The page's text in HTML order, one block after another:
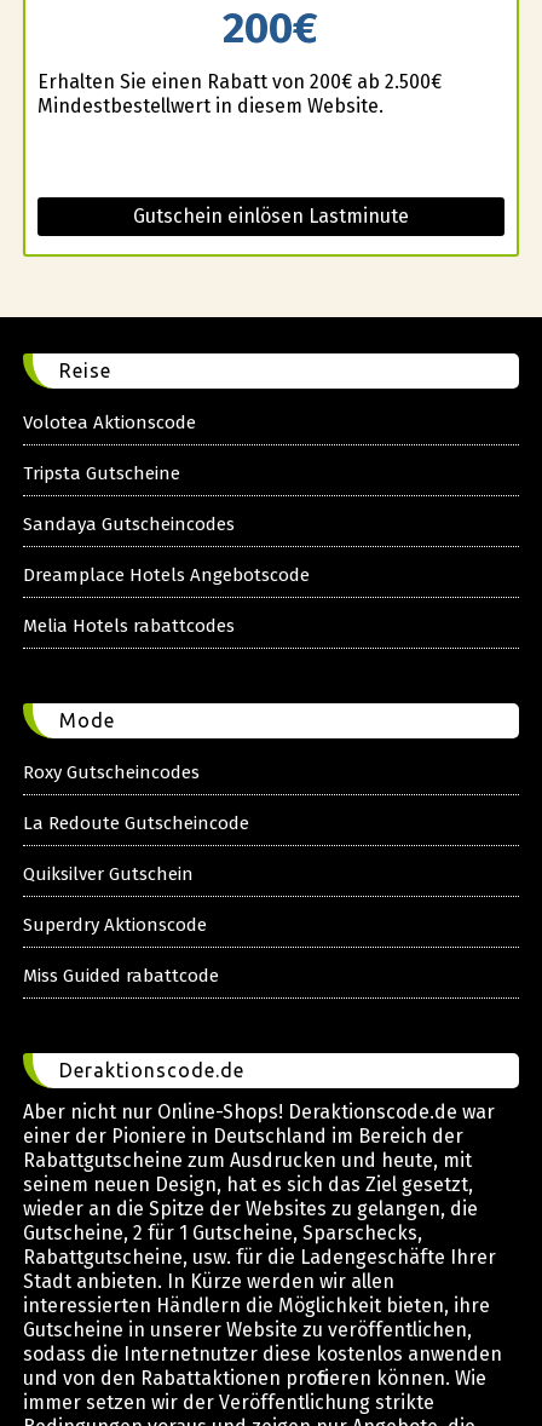
200€
Erhalten Sie einen Rabatt von 200€ ab 2.500€
Mindestbestellwert in diesem Website.
Gutschein einlösen Lastminute
Reise
Volotea Aktionscode
Tripsta Gutscheine
Sandaya Gutscheincodes
Dreamplace Hotels Angebotscode
Melia Hotels rabattcodes
Mode
Roxy Gutscheincodes
La Redoute Gutscheincode
Quiksilver Gutschein
Superdry Aktionscode
Miss Guided rabattcode
Deraktionscode.de
Aber nicht nur Online-Shops! Deraktionscode.de war
einer der Pioniere in Deutschland im Bereich der
Rabattgutscheine zum Ausdrucken und heute, mit
seinem neuen Design, hat es sich das Ziel gesetzt,
wieder an die Spitze der Websites zu gelangen, die
Gutscheine, 2 für 1 Gutscheine, Sparschecks,
Rabattgutscheine, usw. für die Ladengeschäfte Ihrer
Stadt anbieten. In Kürze werden wir allen
interessierten Händlern die Möglichkeit bieten, ihre
Gutscheine in unserer Website zu veröffentlichen,
sodass die Internetnutzer diese kostenlos anwenden
und von den Rabattaktionen profitieren können. Wie
immer setzen wir der Veröffentlichung strikte